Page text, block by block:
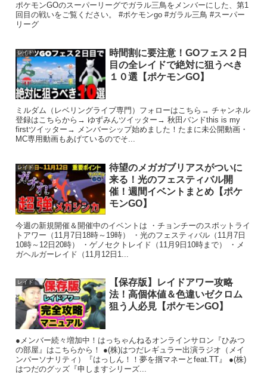
ポケモンGOのスーパーリーグでガラル三鳥をメンバーにした、第1
回目の戦いをご覧ください。 #ポケモンgo #ガラル三鳥 #スーパー
リーグ
レイド
時間割に要注意！GOフェス２日
目の全レイドで絶対に狙うべき
１０選【ポケモンGO】
ミルダム（レベリングライブ専門）フォローはこちら→ チャンネル
登録はこちらから→ ゆずみんツイッター→ 秋田バンドthis is my
firstツイッター→ メンバーシップ始めました！たまに未公開動画・
MC専用動画もあげているのでそ...
レイド
待望のメガガブリアスがついに
来る！光のフェスティバル開
催！週間イベントまとめ【ポケ
モンGO】
今週の新規開催＆開催中のイベントは ・チョンチーのスポットライ
トアワー（11月7日18時～19時） ・光のフェスティバル（11月7日
10時～12日20時） ・ゲノセクトレイド（11月9日10時まで） ・メ
ガヘルガーレイド（11月12日1...
レイド
【保存版】レイドアワー攻略
法！高個体値＆色違いゼクロム
狙う人必見【ポケモンGO】
●メンバー続々増加中！はっちゃんねるオンラインサロン『ひみつ
の部屋』はこちらから！ ●(株)はつだレギュラー出演ラジオ（メイ
ンパーソナリティ）『はっしん！！夢を掴マネーとfeat.TT』 ●(株)
はつだのグッズ『申しますシリーズ...